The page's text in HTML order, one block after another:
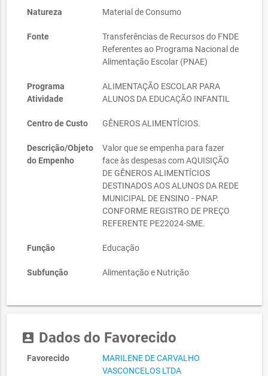
Natureza Material de Consumo
Fonte
Transferências de Recursos do FNDE
Referentes ao Programa Nacional de
Alimentação Escolar (PNAE)
Programa
Atividade
ALIMENTAÇÃO ESCOLAR PARA
ALUNOS DA EDUCAÇÃO INFANTIL
Centro de Custo GÊNEROS ALIMENTÍCIOS.
Descrição/Objeto
do Empenho
Valor que se empenha para fazer
face às despesas com AQUISIÇÃO
DE GÊNEROS ALIMENTÍCIOS
DESTINADOS AOS ALUNOS DA REDE
MUNICIPAL DE ENSINO - PNAP.
CONFORME REGISTRO DE PREÇO
REFERENTE PE22024-SME.
Função Educação
Subfunção Alimentação e Nutrição
account_box Dados do Favorecido
Favorecido
MARILENE DE CARVALHO
VASCONCELOS LTDA